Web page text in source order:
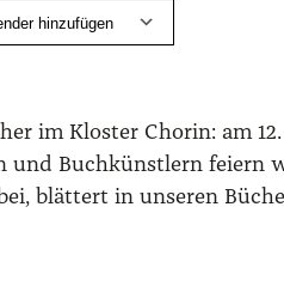
hinzufügen
im Klos­ter Cho­rin: am
und Buch­künst­lern fei­ern
blät­tert in unse­ren